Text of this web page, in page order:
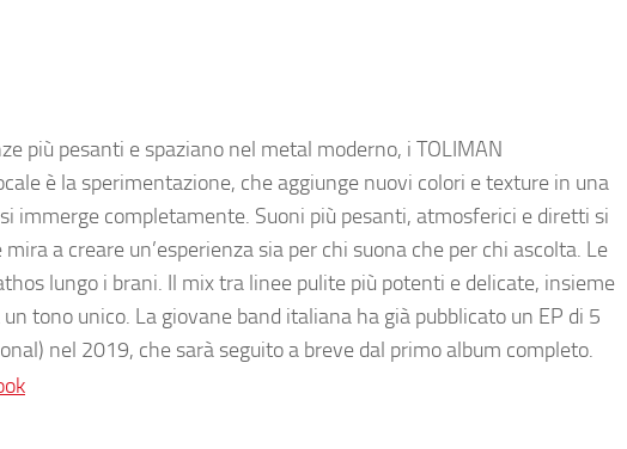
più pesanti e spaziano nel metal moderno, i TOLIMAN
è la sperimentazione, che aggiunge nuovi colori e texture in una
immerge completamente. Suoni più pesanti, atmosferici e diretti si
a creare un’esperienza sia per chi suona che per chi ascolta. Le
lungo i brani. Il mix tra linee pulite più potenti e delicate, insieme
tono unico. La giovane band italiana ha già pubblicato un EP di 5
nel 2019, che sarà seguito a breve dal primo album completo.